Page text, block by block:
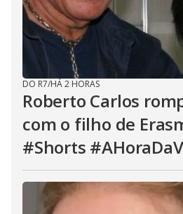
DO R7/HÁ 2 HORAS
Roberto Carlos
com o filho de
#Shorts